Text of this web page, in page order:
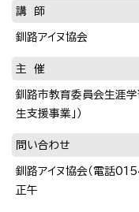
講 師
釧路アイヌ協会
主 催
釧路市教育委員会生涯学
生支援事業」）
問い合わせ
釧路アイヌ協会（電話
正午